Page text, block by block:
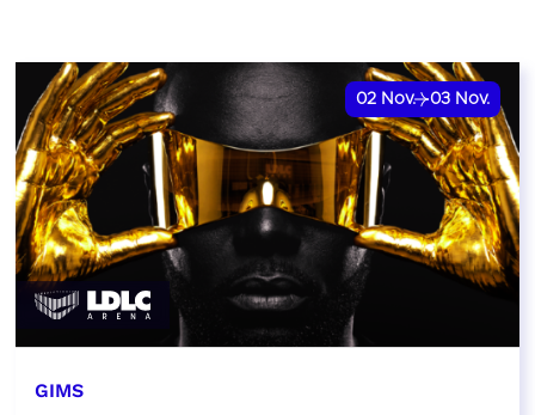
02 Nov. 03 Nov.
GIMS